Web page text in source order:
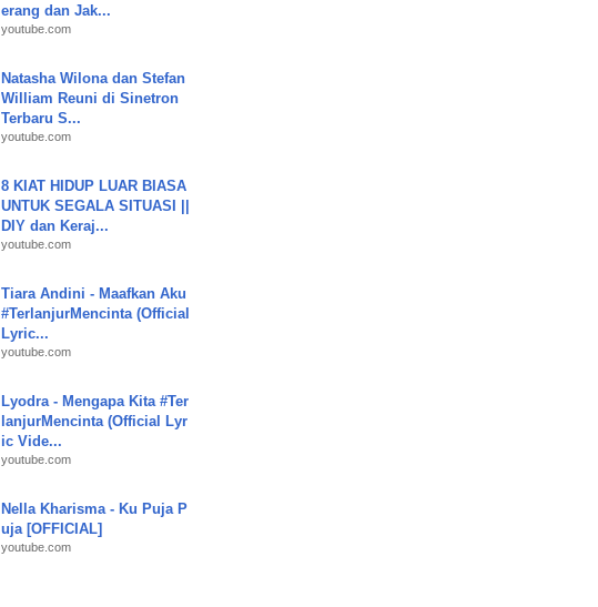
erang dan Jak...
youtube.com
Natasha Wilona dan Stefan
William Reuni di Sinetron
Terbaru S...
youtube.com
8 KIAT HIDUP LUAR BIASA
UNTUK SEGALA SITUASI ||
DIY dan Keraj...
youtube.com
Tiara Andini - Maafkan Aku
#TerlanjurMencinta (Official
Lyric...
youtube.com
Lyodra - Mengapa Kita #Ter
lanjurMencinta (Official Lyr
ic Vide...
youtube.com
Nella Kharisma - Ku Puja P
uja [OFFICIAL]
youtube.com